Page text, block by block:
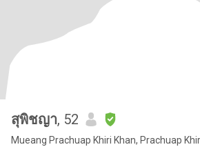
สุพิชญา, 52
Mueang Prachuap Khiri Khan, Prachuap